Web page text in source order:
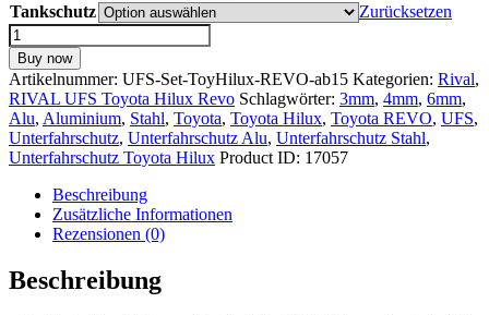
Tankschutz
Zurücksetzen
Unterfahrschutz-
Set
für
Toyota
Hilux
REVO
4WD2,8;
2,4
(inkl.
Euro6)
Menge
Buy now
Artikelnummer: UFS-Set-ToyHilux-REVO-ab15 Kategorien: Rival,
RIVAL UFS Toyota Hilux Revo Schlagwörter: 3mm, 4mm, 6mm,
Alu, Aluminium, Stahl, Toyota, Toyota Hilux, Toyota REVO, UFS,
Unterfahrschutz, Unterfahrschutz Alu, Unterfahrschutz Stahl,
Unterfahrschutz Toyota Hilux Product ID: 17057
Beschreibung
Zusätzliche Informationen
Rezensionen (0)
Beschreibung